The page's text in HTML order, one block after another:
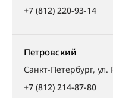
+7 (812) 220-93-14
Петровский
Санкт-Петербург, ул.
+7 (812) 214-87-80